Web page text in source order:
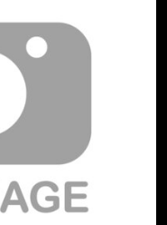
男女，只有名字和
Ｐ)下回歸自然
男主齊格短暫
為了復活男主踏上
OFND95.png